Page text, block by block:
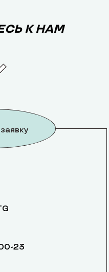
К НАМ
23